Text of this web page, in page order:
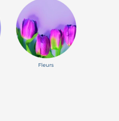
Fleurs